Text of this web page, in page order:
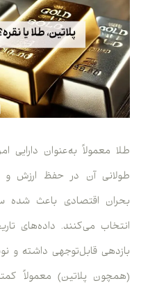
طلا معمولاً به‌عنوان دارایی
طولانی آن در حفظ ارزش و
بحران اقتصادی باعث شده
انتخاب می‌کنند. داده‌های
بازدهی قابل‌توجهی داشته و
(همچون پلاتین) معمولاً